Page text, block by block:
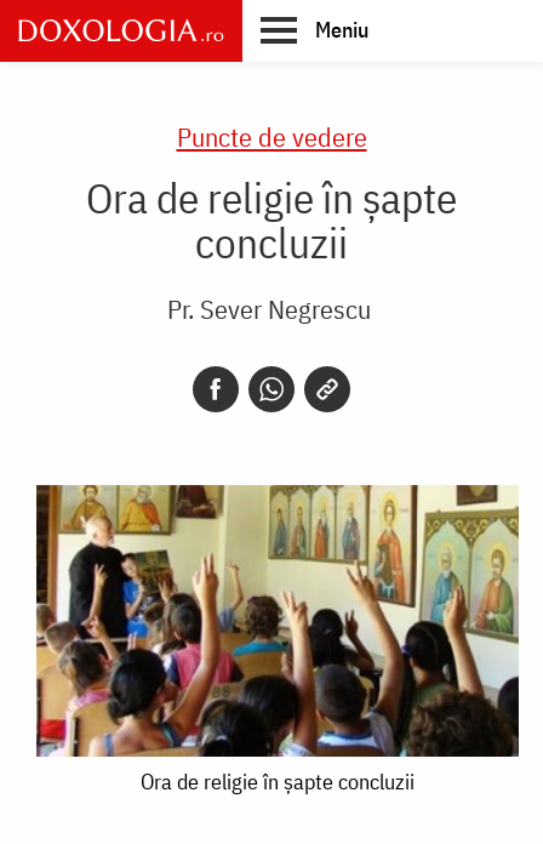
Skip
to
main
Meniu
Puncte de vedere
Ora de religie în şapte
concluzii
Pr. Sever Negrescu
Ora de religie în şapte concluzii